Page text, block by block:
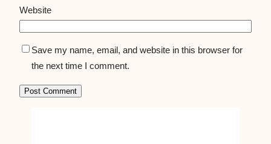
Website
Save my name, email, and website in this browser for
the next time I comment.